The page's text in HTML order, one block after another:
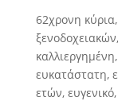
62χρονη
ευκατάστατη,
ετών,